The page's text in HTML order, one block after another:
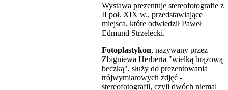
Wystawa prezentuje stereofotografie z
II poł. XIX w., przedstawiające
miejsca, które odwiedził Paweł
Edmund Strzelecki.
Fotoplastykon, nazywany przez
Zbigniewa Herberta "wielką brązową
beczką", służy do prezentowania
trójwymiarowych zdjęć -
stereofotografii, czyli dwóch niemal